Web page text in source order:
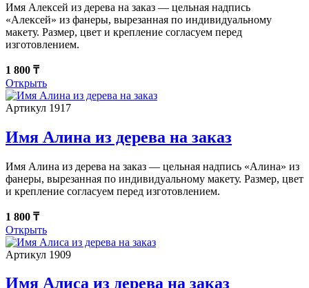
Имя Алексей из дерева на заказ — цельная надпись
«Алексей» из фанеры, вырезанная по индивидуальному
макету. Размер, цвет и крепление согласуем перед
изготовлением.
1 800 ₸
Открыть
Артикул 1917
Имя Алина из дерева на заказ
Имя Алина из дерева на заказ — цельная надпись «Алина» из
фанеры, вырезанная по индивидуальному макету. Размер, цвет
и крепление согласуем перед изготовлением.
1 800 ₸
Открыть
Артикул 1909
Имя Алиса из дерева на заказ